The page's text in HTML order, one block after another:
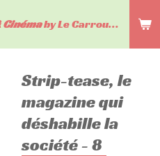
Cinémaby Le Carrousel du livre
Strip-tease, le
magazine qui
déshabille la
société - 8